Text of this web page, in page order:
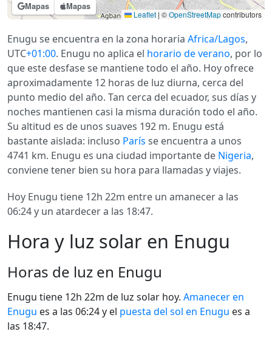
Mapas Mapas
Leaflet | ©OpenStreetMapcontributors
Enugu se encuentra en la zona horaria Africa/Lagos,
UTC+01:00. Enugu no aplica el horario de verano, por lo
que este desfase se mantiene todo el año. Hoy ofrece
aproximadamente 12 horas de luz diurna, cerca del
punto medio del año. Tan cerca del ecuador, sus días y
noches mantienen casi la misma duración todo el año.
Su altitud es de unos suaves 192 m. Enugu está
bastante aislada: incluso París se encuentra a unos
4741 km. Enugu es una ciudad importante de Nigeria,
conviene tener bien su hora para llamadas y viajes.
Hoy Enugu tiene 12h 22m entre un amanecer a las
06:24 y un atardecer a las 18:47.
Hora y luz solar en Enugu
Horas de luz en Enugu
Enugu tiene 12h 22m de luz solar hoy. Amanecer en
Enugu es a las 06:24 y el puesta del sol en Enugu es a
las 18:47.